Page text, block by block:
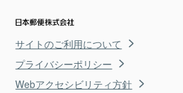
サイトのご利用について
プライバシーポリシー
Webアクセシビリティ方針